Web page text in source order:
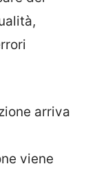
arriva
viene